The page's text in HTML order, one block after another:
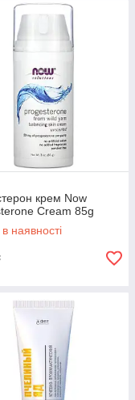
крем Now
Cream 85g
наявності